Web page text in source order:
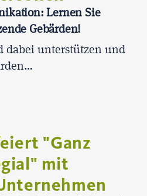
Lernen Sie
Gebärden!
dabei unterstützen und
"Ganz
mit